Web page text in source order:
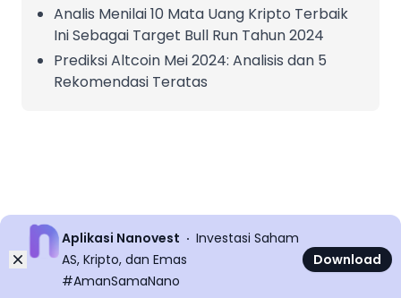
Analis Menilai 10 Mata Uang Kripto Terbaik
Ini Sebagai Target Bull Run Tahun 2024
Prediksi Altcoin Mei 2024: Analisis dan 5
Rekomendasi Teratas
Dismiss
Aplikasi Nanovest
Investasi Saham
AS, Kripto, dan Emas
#AmanSamaNano
Download